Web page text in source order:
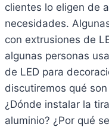
clientes lo eligen de
necesidades.
con extrusiones de
algunas personas
de LED para
discutiremos qué
¿Dónde instalar la
aluminio? ¿Por qué